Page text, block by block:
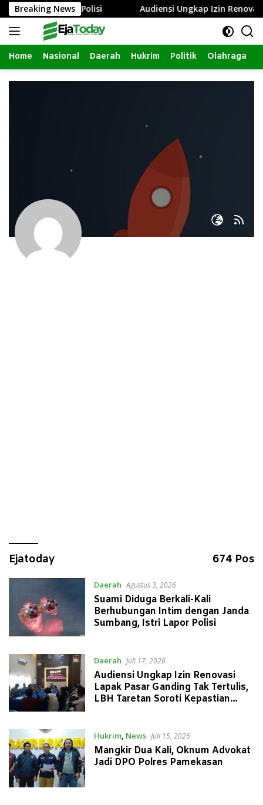
Langsung
ke
konten
Breaking News
Istri Lapor Polisi Audiensi Ungkap Izin Renovasi
Home Nasional Daerah Hukrim Politik Olahraga
Ejatoday 674 Pos
Daerah Agustus 3, 2026
Suami Diduga Berkali-Kali
Berhubungan Intim dengan Janda
Sumbang, Istri Lapor Polisi
Daerah Juli 17, 2026
Audiensi Ungkap Izin Renovasi
Lapak Pasar Ganding Tak Tertulis,
LBH Taretan Soroti Kepastian
Hukrim, News Juli 15, 2026
Mangkir Dua Kali, Oknum Advokat
Jadi DPO Polres Pamekasan